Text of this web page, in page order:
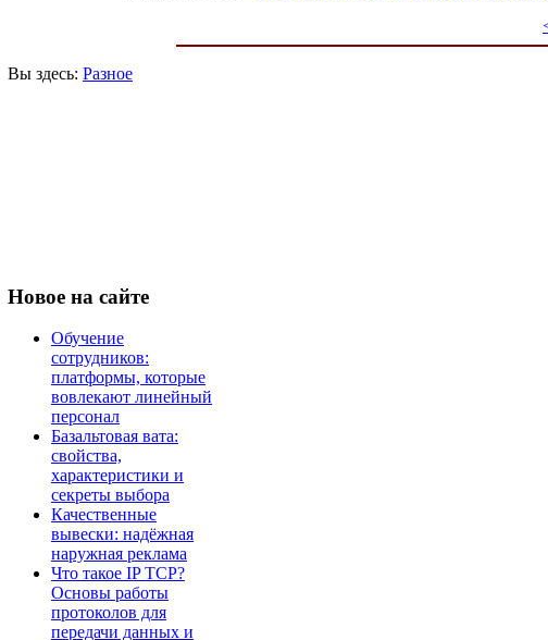
Вы здесь: Разное
Новое на сайте
Обучение
сотрудников:
платформы, которые
вовлекают линейный
персонал
Базальтовая вата:
свойства,
характеристики и
секреты выбора
Качественные
вывески: надёжная
наружная реклама
Что такое IP TCP?
Основы работы
протоколов для
передачи данных и